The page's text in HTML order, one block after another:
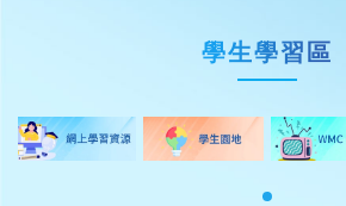
學生學習區